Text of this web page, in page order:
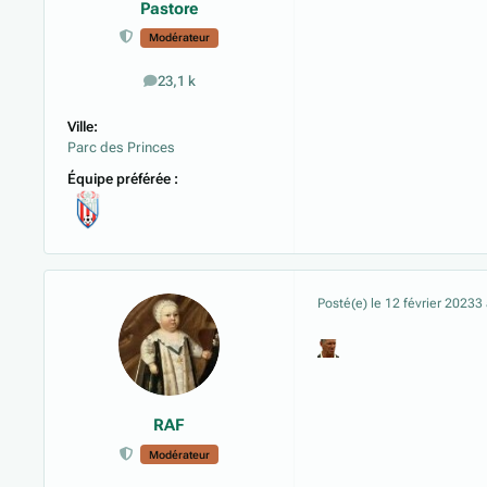
Pastore
Modérateur
23,1 k
messages
Ville:
Parc des Princes
Équipe préférée :
RAF
Modérateur
Posté(e) le 12 février 20233